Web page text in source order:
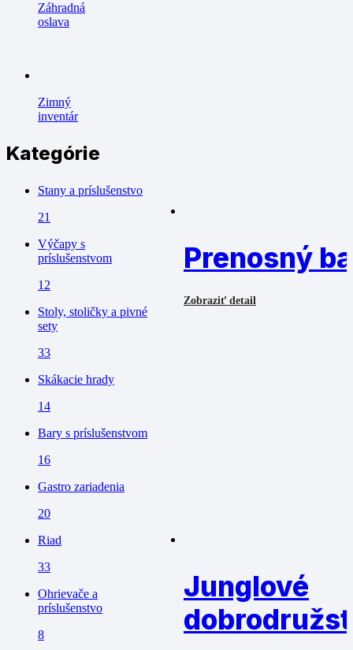
Záhradná
oslava
Zimný
inventár
Kategórie
Stany a príslušenstvo
21
Výčapy s
príslušenstvom
12
Stoly, stoličky a pivné
sety
33
Skákacie hrady
14
Bary s príslušenstvom
16
Gastro zariadenia
20
Riad
33
Ohrievače a
príslušenstvo
8
Prenosný
Zobraziť detail
Junglové